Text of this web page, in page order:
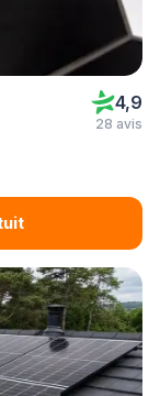
4,9
28 avis